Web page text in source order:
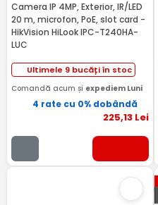
Camera IP 4MP, Exterior, IR/LED
20 m, microfon, PoE, slot card -
HikVision HiLook IPC-T240HA-
LUC
Ultimele 9 bucăți în stoc
Comandă acum și expediem Luni
4 rate cu 0% dobândă
225,13Lei